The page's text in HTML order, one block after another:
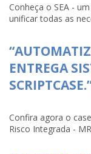
Conheça o SEA -
unificar todas as
ENTREGA
Confira agora o
Risco Integrada -